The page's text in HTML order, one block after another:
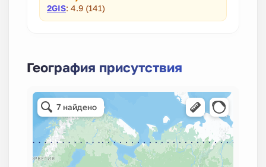
2GIS: 4.9 (141)
География присутствия